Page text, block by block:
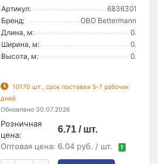
Артикул:
6836301
Бренд:
OBO Bettermann
Длина, м:
0.
Ширина, м:
0.
Высота, м:
0.
10170 шт., срок поставки 5-7 рабочих
дней
Обновлено 30.07.2026
Розничная
цена:
6.71 / шт.
Оптовая цена: 6.04 руб. / шт. !